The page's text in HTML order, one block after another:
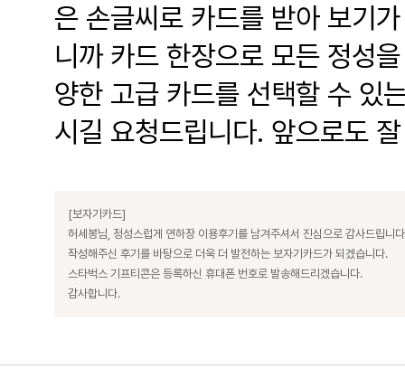
은 손글씨로 카드를 받아 보기
니까 카드 한장으로 모든 정성
양한 고급 카드를 선택할 수 있
시길 요청드립니다. 앞으로도
[보자기카드]
허세봉님, 정성스럽게 연하장 이용후기를 남겨주셔서 진심으로 감사드립니
작성해주신 후기를 바탕으로 더욱 더 발전하는 보자기카드가 되겠습니다.
스타벅스 기프티콘은 등록하신 휴대폰 번호로 발송해드리겠습니다.
감사합니다.